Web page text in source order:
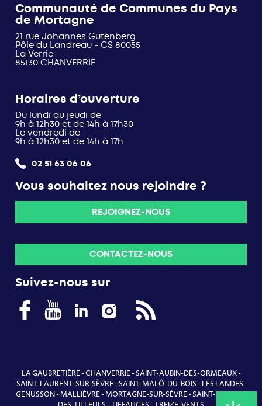
Communauté de Communes du Pays
de Mortagne
21 rue Johannes Gutenberg
Pôle du Landreau - CS 80055
La Verrie
85130 CHANVERRIE
Horaires d’ouverture
Du lundi au jeudi de
9h à 12h30 et de 14h à 17h30
Le vendredi de
9h à 12h30 et de 14h à 17h
02 51 63 06 06
Vous souhaitez nous rejoindre ?
REJOIGNEZ-NOUS
CONTACTEZ-NOUS
Suivez-nous sur
LA GAUBRETIÈRE-CHANVERRIE-SAINT-AUBIN-DES-ORMEAUX-
SAINT-LAURENT-SUR-SÈVRE-SAINT-MALÔ-DU-BOIS-LES LANDES-
GENUSSON-MALLIÈVRE-MORTAGNE-SUR-SÈVRE-SAINT-MARTIN-